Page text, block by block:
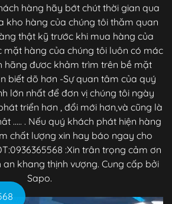
hàng hãy bớt chút thời gian qua
kho hàng của chúng tôi thăm quan
thật kỹ trước khi mua hàng của
mặt hàng của chúng tôi luôn có mác
hãng đươc khảm trìm trên bề mặt
biết dõ hơn -Sự quan tâm của quý
lớn nhất để đơn vị chúng tôi ngày
triển hơn , đổi mới hơn,và cũng là
..... . Nếu quý khách phát hiện hàng
chất lượng xin hay báo ngay cho
:Xin trân trọng cảm ơn
khang thịnh vượng. Cung cấp bởi
Sapo.